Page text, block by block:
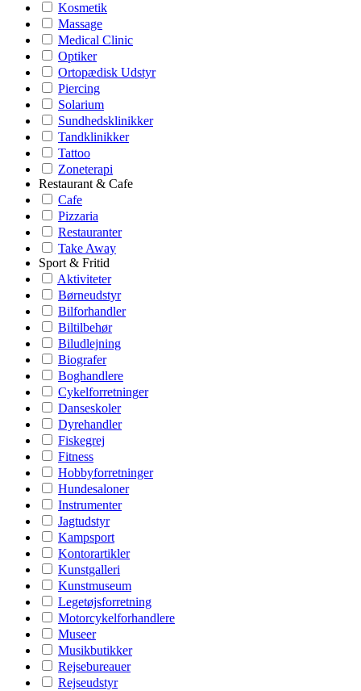
Kosmetik
Massage
Medical Clinic
Optiker
Ortopædisk Udstyr
Piercing
Solarium
Sundhedsklinikker
Tandklinikker
Tattoo
Zoneterapi
Restaurant & Cafe
Cafe
Pizzaria
Restauranter
Take Away
Sport & Fritid
Aktiviteter
Børneudstyr
Bilforhandler
Biltilbehør
Biludlejning
Biografer
Boghandlere
Cykelforretninger
Danseskoler
Dyrehandler
Fiskegrej
Fitness
Hobbyforretninger
Hundesaloner
Instrumenter
Jagtudstyr
Kampsport
Kontorartikler
Kunstgalleri
Kunstmuseum
Legetøjsforretning
Motorcykelforhandlere
Museer
Musikbutikker
Rejsebureauer
Rejseudstyr